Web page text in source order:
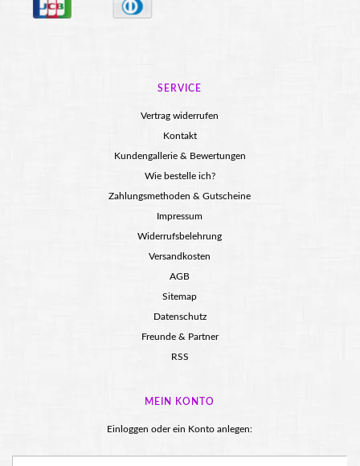
SERVICE
Vertrag widerrufen
Kontakt
Kundengallerie & Bewertungen
Wie bestelle ich?
Zahlungsmethoden & Gutscheine
Impressum
Widerrufsbelehrung
Versandkosten
AGB
Sitemap
Datenschutz
Freunde & Partner
RSS
MEIN KONTO
Einloggen oder ein Konto anlegen: